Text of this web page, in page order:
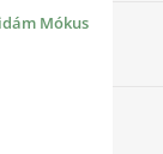
Mókus